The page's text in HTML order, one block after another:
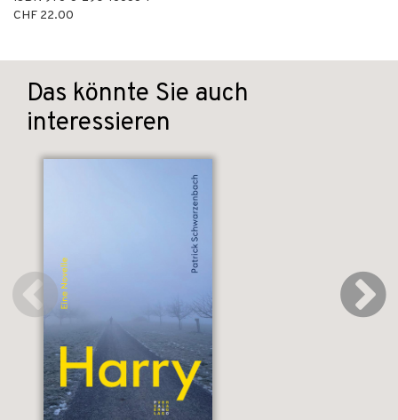
CHF 22.00
Das könnte Sie auch
interessieren